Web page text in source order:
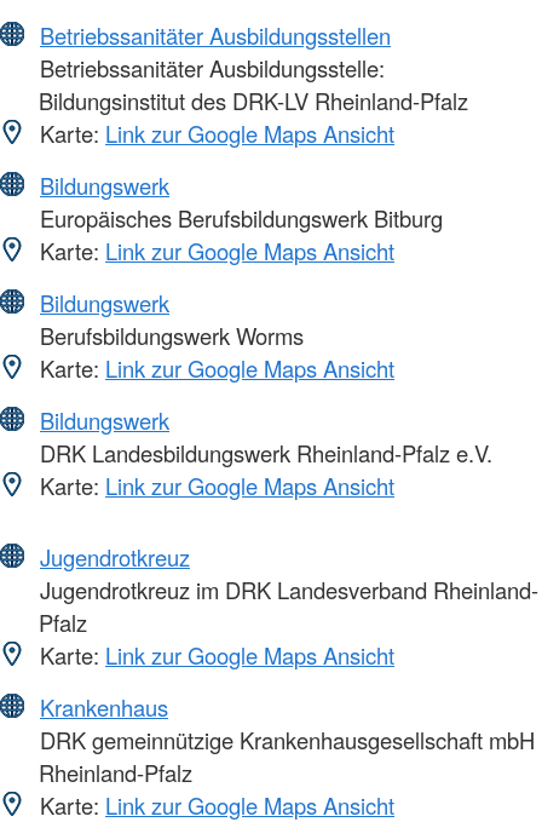
Betriebssanitäter Ausbildungsstellen
Betriebssanitäter Ausbildungsstelle:
Bildungsinstitut des DRK-LV Rheinland-Pfalz
Karte: Link zur Google Maps Ansicht
Bildungswerk
Europäisches Berufsbildungswerk Bitburg
Karte: Link zur Google Maps Ansicht
Bildungswerk
Berufsbildungswerk Worms
Karte: Link zur Google Maps Ansicht
Bildungswerk
DRK Landesbildungswerk Rheinland-Pfalz e.V.
Karte: Link zur Google Maps Ansicht
Jugendrotkreuz
Jugendrotkreuz im DRK Landesverband Rheinland-
Pfalz
Karte: Link zur Google Maps Ansicht
Krankenhaus
DRK gemeinnützige Krankenhausgesellschaft mbH
Rheinland-Pfalz
Karte: Link zur Google Maps Ansicht